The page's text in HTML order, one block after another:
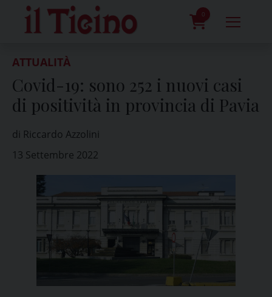
content
0
ATTUALITÀ
Covid-19: sono 252 i nuovi casi
di positività in provincia di Pavia
di Riccardo Azzolini
13 Settembre 2022